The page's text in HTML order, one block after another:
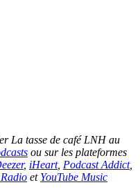
La tasse de café LNH au
ou sur les plateformes
, iHeart, Podcast Addict,
et YouTube Music